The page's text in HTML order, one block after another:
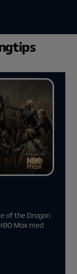
of the Dragon
Max med